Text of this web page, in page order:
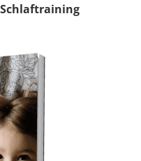
Schlaftraining